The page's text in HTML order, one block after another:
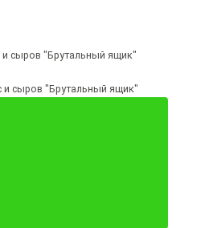
сыров "Брутальный ящик"